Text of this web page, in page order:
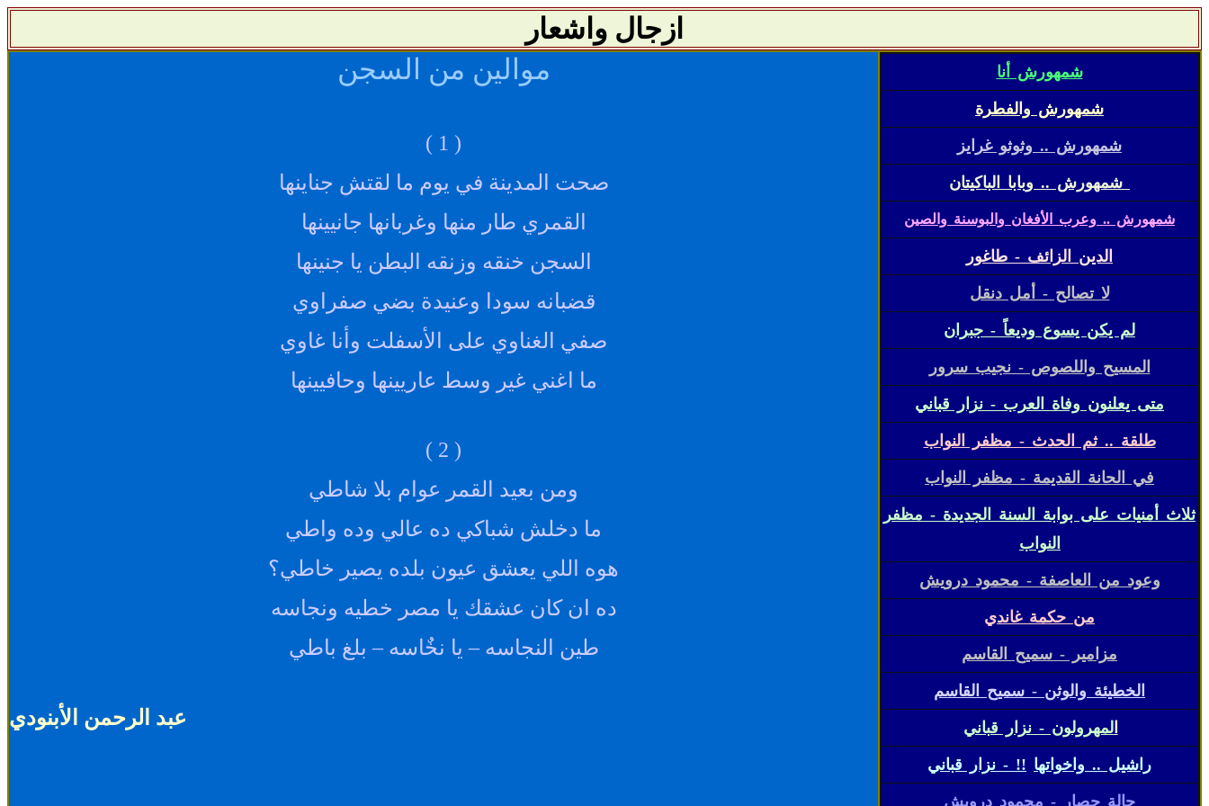
ازجال واشعار
شمهورش أنا
شمهورش والفطرة
شمهورش .. وثوثو غرايز
شمهورش .. وبابا الباكيتان
شمهورش .. وعرب الأفغان والبوسنة والصين
الدين الزائف - طاغور
لا تصالح - أمل دنقل
لم يكن يسوع وديعاً - جبران
المسيح واللصوص - نجيب سرور
متى يعلنون وفاة العرب - نزار قباني
طلقة .. ثم الحدث - مظفر النواب
في الحانة القديمة - مظفر النواب
ثلاث أمنيات على بوابة السنة الجديدة - مظفر
النواب
وعود من العاصفة - محمود درويش
من حكمة غاندي
مزامير - سميح القاسم
الخطيئة والوثن - سميح القاسم
المهرولون - نزار قباني
راشيل .. واخواتها !! - نزار قباني
حالة حصار - محمود درويش
موالين من السجن
( 1 )
صحت المدينة في يوم ما لقتش جناينها
القمري طار منها وغربانها جانيينها
السجن خنقه وزنقه البطن يا جنينها
قضبانه سودا وعنيدة بضي صفراوي
صفي الغناوي على الأسفلت وأنا غاوي
ما اغني غير وسط عاريينها وحافيينها
( 2 )
ومن بعيد القمر عوام بلا شاطي
ما دخلش شباكي ده عالي وده واطي
هوه اللي يعشق عيون بلده يصير خاطي؟
ده ان كان عشقك يا مصر خطيه ونجاسه
طين النجاسه–يا نخٌاسه–بلغ باطي
عبد الرحمن الأبنودي